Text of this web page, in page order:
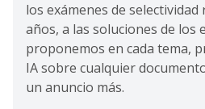
los exámenes de
años, a las soluciones de los
proponemos en cada tema,
IA sobre cualquier
un anuncio más.